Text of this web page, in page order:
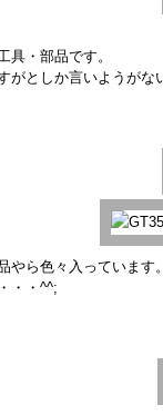
具・部品です。
がとしか言いようがな
やら色々入っています
・・^^;